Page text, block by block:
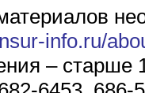
info.ru/
– старше